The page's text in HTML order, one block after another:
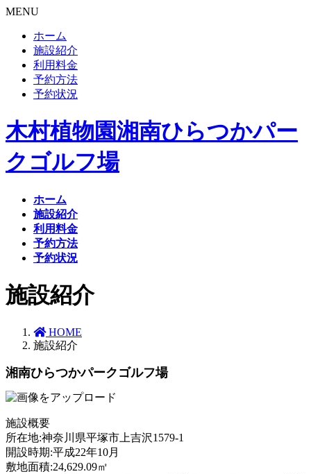
MENU
ホーム
施設紹介
利用料金
予約方法
予約状況
木村植物園湘南ひらつかパー
クゴルフ場
ホーム
施設紹介
利用料金
予約方法
予約状況
施設紹介
HOME
施設紹介
湘南ひらつかパークゴルフ場
施設概要
所在地:神奈川県平塚市上吉沢1579-1
開設時期:平成22年10月
敷地面積:24,629.09㎡